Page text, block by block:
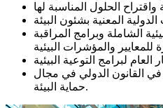
الشاملة وبرامج المراقبة
في القانون الدولي في مجال
حماية البيئة.